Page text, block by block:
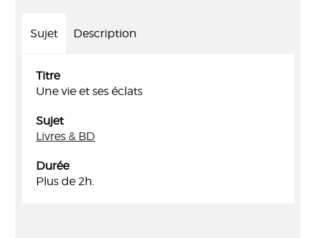
Sujet Description
Titre
Une vie et ses éclats
Sujet
Livres & BD
Durée
Plus de 2h.